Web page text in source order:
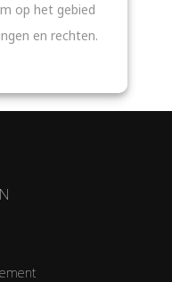
op het gebied
en rechten.